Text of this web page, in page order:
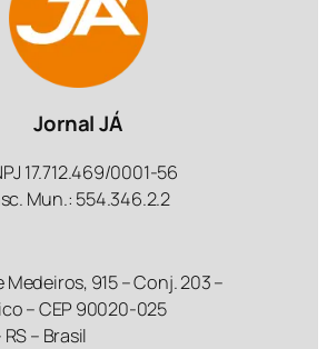
Jornal JÁ
17.712.469/0001-56
Mun.: 554.346.2.2
Medeiros, 915 – Conj. 203 –
– CEP 90020-025
– Brasil